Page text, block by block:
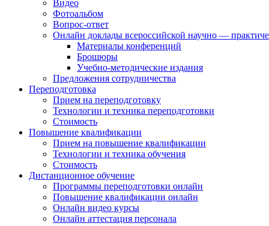
Видео
Фотоальбом
Вопрос-ответ
Онлайн доклады всероссийской научно —
Материалы конференций
Брошюры
Учебно-методические издания
Предложения сотрудничества
Переподготовка
Прием на переподготовку
Технологии и техника переподготовки
Стоимость
Повышение квалификации
Прием на повышение квалификации
Технологии и техника обучения
Стоимость
Дистанционное обучение
Программы переподготовки онлайн
Повышение квалификации онлайн
Онлайн видео курсы
Онлайн аттестация персонала